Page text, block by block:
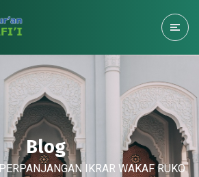
Blog
PERPANJANGAN IKRAR WAKAF RUKO